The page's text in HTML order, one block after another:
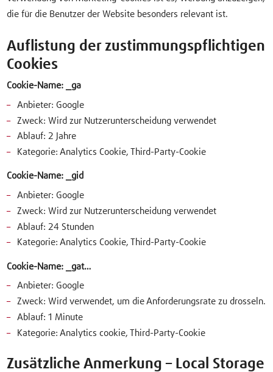
die für die Benutzer der Website besonders relevant ist.
Auflistung der zustimmungspflichtigen
Cookies
Cookie-Name: _ga
Anbieter: Google
Zweck: Wird zur Nutzerunterscheidung verwendet
Ablauf: 2 Jahre
Kategorie: Analytics Cookie, Third-Party-Cookie
Cookie-Name: _gid
Anbieter: Google
Zweck: Wird zur Nutzerunterscheidung verwendet
Ablauf: 24 Stunden
Kategorie: Analytics Cookie, Third-Party-Cookie
Cookie-Name: _gat…
Anbieter: Google
Zweck: Wird verwendet, um die Anforderungsrate zu drosseln.
Ablauf: 1 Minute
Kategorie: Analytics cookie, Third-Party-Cookie
Zusätzliche Anmerkung – Local Storage